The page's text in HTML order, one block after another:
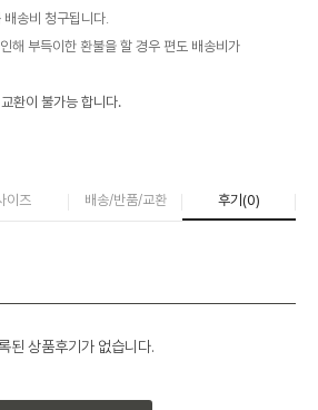
송비 청구됩니다.
해 부득이한 환불을 할 경우 편도 배송비가
환이 불가능 합니다.
이즈 배송/반품/교환 후기(0)
된 상품후기가 없습니다.